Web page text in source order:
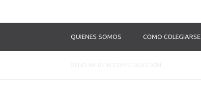
QUIENES SOMOS COMO COLEGIARSE